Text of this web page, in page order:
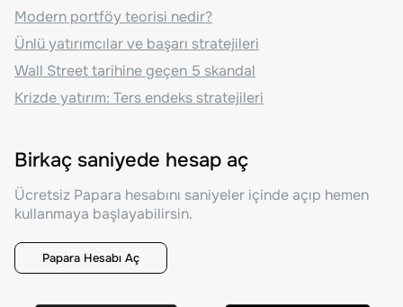
Modern portföy teorisi nedir?
Ünlü yatırımcılar ve başarı stratejileri
Wall Street tarihine geçen 5 skandal
Krizde yatırım: Ters endeks stratejileri
Birkaç saniyede hesap aç
Ücretsiz Papara hesabını saniyeler içinde açıp hemen
kullanmaya başlayabilirsin.
Papara Hesabı Aç